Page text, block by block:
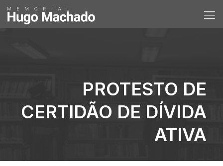
PROTESTO DE
CERTIDÃO DE DÍVIDA
ATIVA